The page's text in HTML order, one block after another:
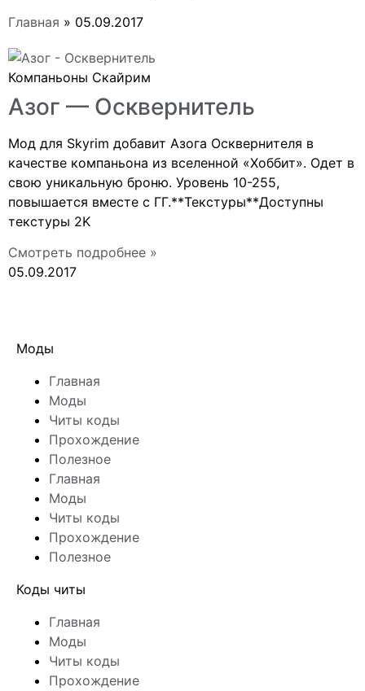
Главная » 05.09.2017
Компаньоны Скайрим
Азог — Осквернитель
Мод для Skyrim добавит Азога Осквернителя в
качестве компаньона из вселенной «Хоббит». Одет в
свою уникальную броню. Уровень 10-255,
повышается вместе с ГГ.**Текстуры**Доступны
текстуры 2K
Смотреть подробнее »
05.09.2017
Моды
Главная
Моды
Читы коды
Прохождение
Полезное
Главная
Моды
Читы коды
Прохождение
Полезное
Коды читы
Главная
Моды
Читы коды
Прохождение